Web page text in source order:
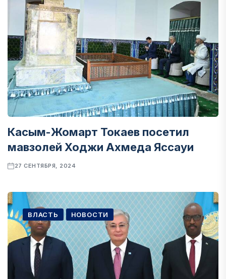
Касым-Жомарт Токаев посетил
мавзолей Ходжи Ахмеда Яссауи
27 СЕНТЯБРЯ, 2024
ВЛАСТЬ НОВОСТИ